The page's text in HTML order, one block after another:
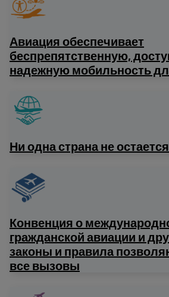
Авиация обеспечивает
беспрепятственную,
надежную мобильность
Ни одна страна не
Конвенция о
гражданской авиации и
законы и правила
все вызовы